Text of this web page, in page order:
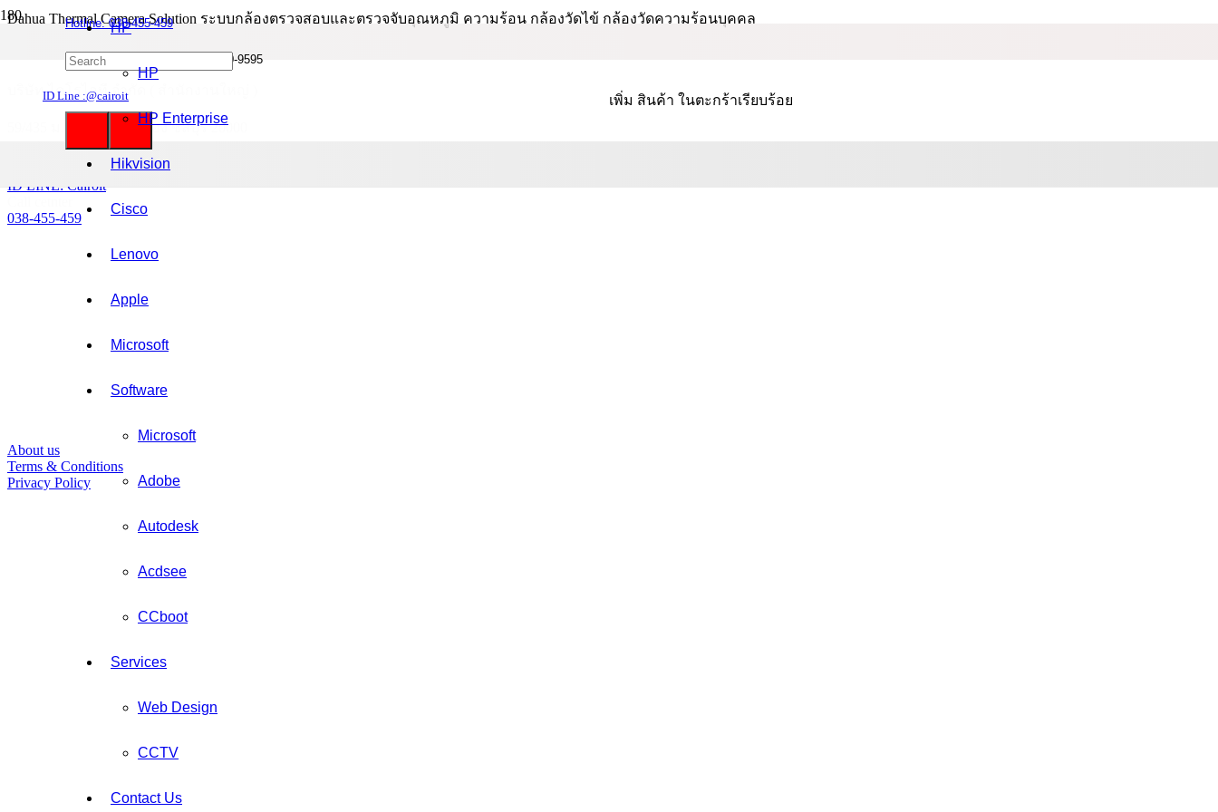
Hotline: 038-455-459
Mobile : 085-0844-555 / 090-980-9595
ID Line :@cairoit เพิ่ม สินค้า ในตะกร้าเรียบร้อย
HP
HP
HP Enterprise
Hikvision
Cisco
Lenovo
Apple
Microsoft
Software
Microsoft
Adobe
Autodesk
Acdsee
CCboot
Services
Web Design
CCTV
Contact Us
Dahua Thermal Camera Solution ระบบกล้องตรวจสอบและตรวจจับอุณหภูมิ ความร้อน กล้องวัดไข้ กล้องวัดความร้อนบุคคล
บริษัท ไคโรไอที จำกัด ( สำนักงานใหญ่ )
59/435 ม.3 ต.เสม็ด อ.เมือง ชลบุรี 20000
เลขที่ประจำตัวผู้เสียภาษี : 0205562034679
092-295-6244/085-0844-555
ID LINE: Cairoit
038-455-459
About us
Terms & Conditions
Privacy Policy